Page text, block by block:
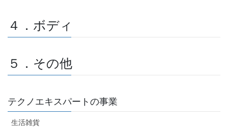
４．ボディ
５．その他
テクノエキスパートの事業
生活雑貨